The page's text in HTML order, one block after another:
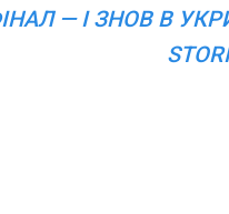
— І ЗНОВ В